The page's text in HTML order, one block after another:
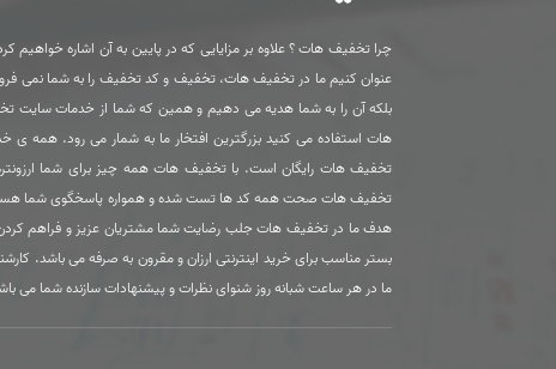
چرا تخفیف هات ؟ علاوه بر مزایایی که در پایین به آن اشاره خواهیم
عنوان کنیم ما در تخفیف هات، تخفیف و کد تخفیف را به شما نمی
بلکه آن را به شما هدیه می دهیم و همین که شما از خدمات سایت
هات استفاده می کنید بزرگترین افتخار ما به شمار می رود. همه ی
تخفیف هات رایگان است. با تخفیف هات همه چیز برای شما
تخفیف هات صحت همه کد ها تست شده و همواره پاسخگوی شما
هدف ما در تخفیف هات جلب رضایت شما مشتریان عزیز و فراهم
بستر مناسب برای خرید اینترنتی ارزان و مقرون به صرفه می باشد.
ما در هر ساعت شبانه روز شنوای نظرات و پیشنهادات سازنده شما می